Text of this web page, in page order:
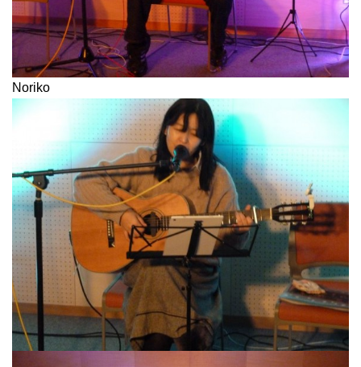
Noriko